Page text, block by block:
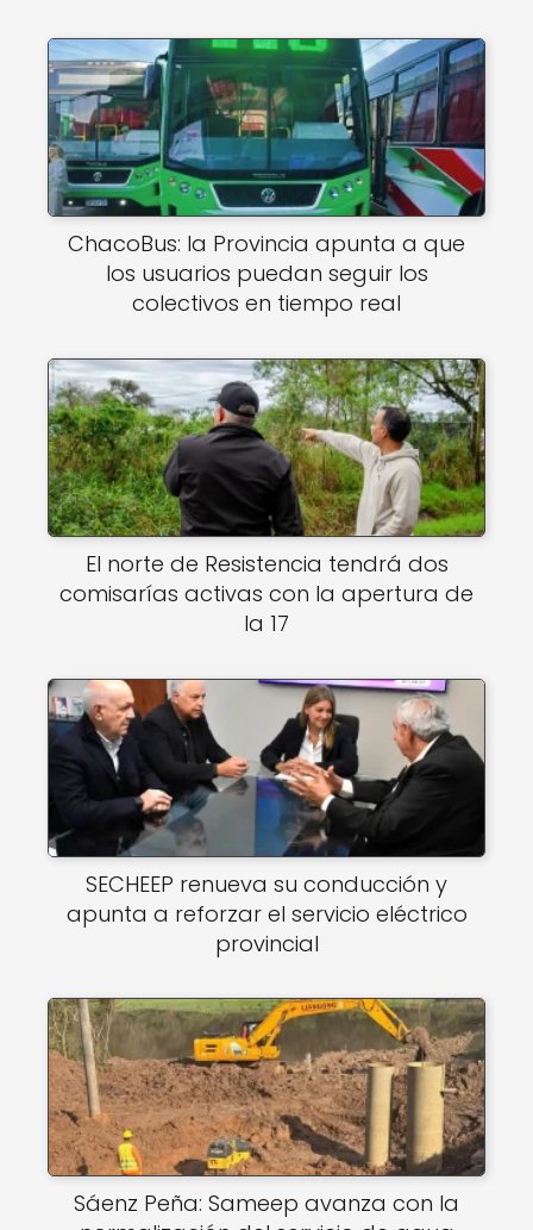
ChacoBus: la Provincia apunta a que
los usuarios puedan seguir los
colectivos en tiempo real
El norte de Resistencia tendrá dos
comisarías activas con la apertura de
la 17
SECHEEP renueva su conducción y
apunta a reforzar el servicio eléctrico
provincial
Sáenz Peña: Sameep avanza con la